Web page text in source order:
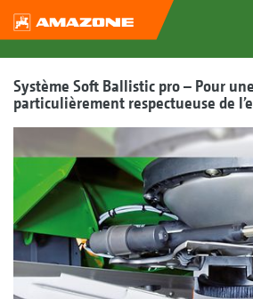
Système Soft Ballistic pro – Pour
particulièrement respectueuse de